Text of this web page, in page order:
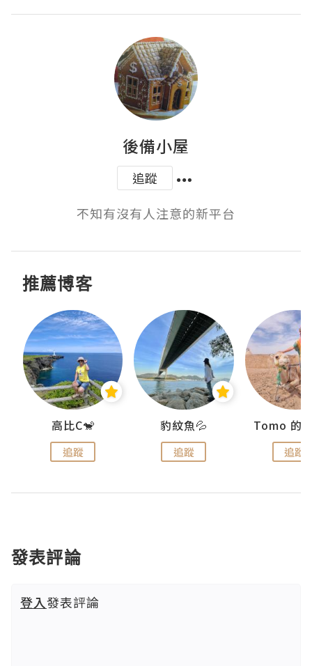
後備小屋
追蹤
不知有沒有人注意的新平台
推薦博客
高比C🐒
追蹤
豹紋魚💦
追蹤 追蹤
發表評論
登入發表評論